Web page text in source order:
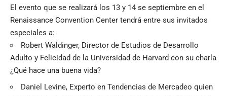
El evento que se realizará los 13 y 14 se septiembre en el
Renaissance Convention Center tendrá entre sus invitados
especiales a:
Robert Waldinger, Director de Estudios de Desarrollo
Adulto y Felicidad de la Universidad de Harvard con su charla
¿Qué hace una buena vida?
Daniel Levine, Experto en Tendencias de Mercadeo quien